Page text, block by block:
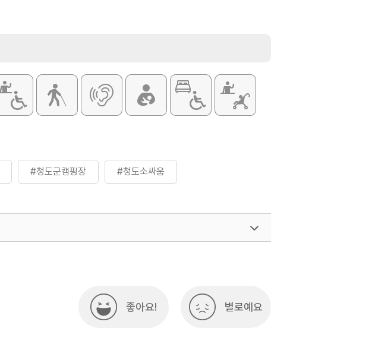
#청도군캠핑장 #청도소싸움
좋아요! 별로예요